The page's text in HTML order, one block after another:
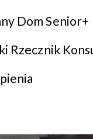
Dom Senior+
Rzecznik